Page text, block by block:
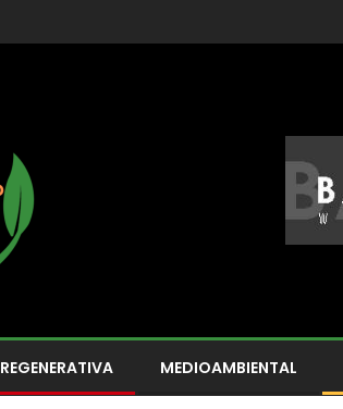
REGENERATIVA MEDIOAMBIENTAL